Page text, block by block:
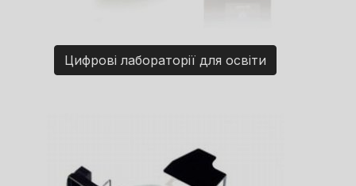
Цифрові лабораторії для освіти